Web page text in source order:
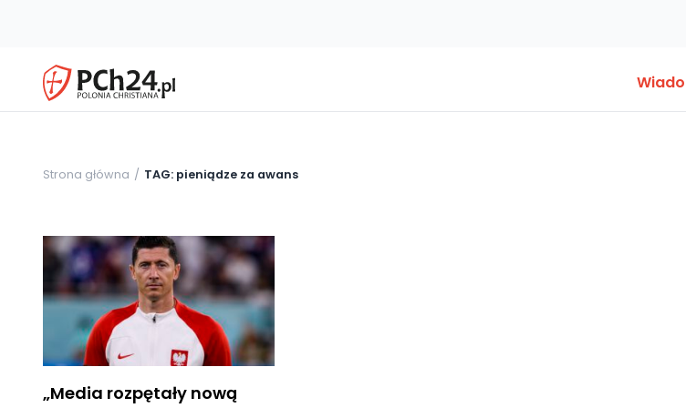
Strona główna TAG: pieniądze za awans
„Media rozpętały nową